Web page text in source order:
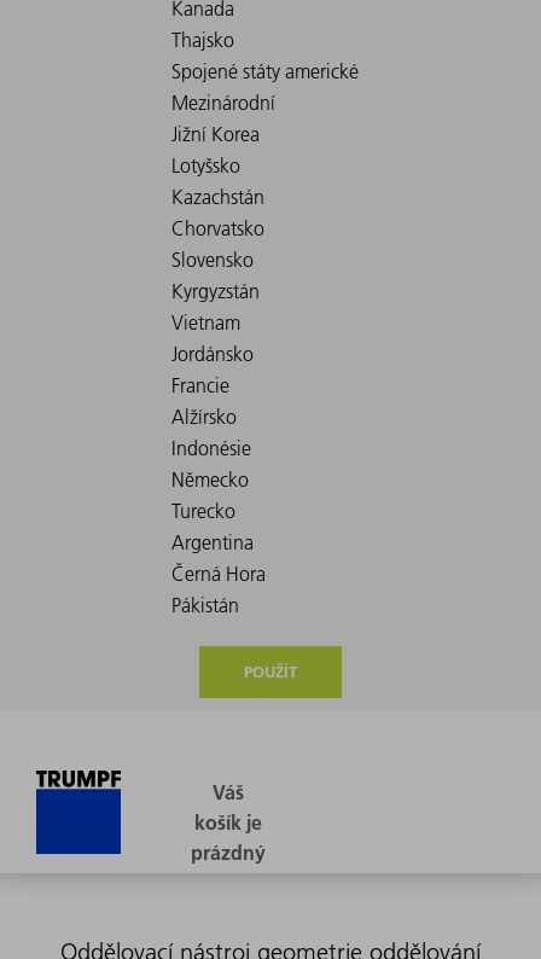
POUŽÍT
Oddělovací nástroj geometrie oddělování